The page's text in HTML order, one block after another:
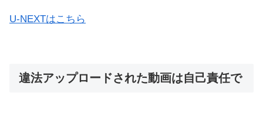
U-NEXTはこちら
違法アップロードされた動画は自己責任で